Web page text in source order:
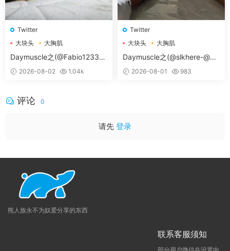
Twitter
大块头
大胸肌
大胸肌肉男
Daymuscle之(@Fabio12333-
@辛叔是个G）
2026-08-02 1.04k
Twitter
大块头
大胸肌
大胸肌肉男
Daymuscle之(@slkhere-@元
气精牛）
2026-08-01 983
评论 0
请先 登录
熊人族永不为奴爱分享的东西
联系客服须知